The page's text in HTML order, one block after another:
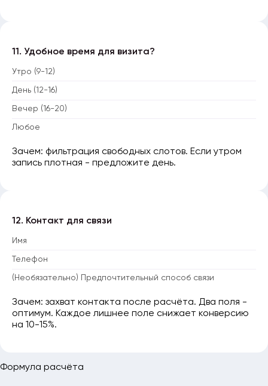
11. Удобное время для визита?
Утро (9-12)
День (12-16)
Вечер (16-20)
Любое
Зачем: фильтрация свободных слотов. Если утром
запись плотная - предложите день.
12. Контакт для связи
Имя
Телефон
(Необязательно) Предпочтительный способ связи
Зачем: захват контакта после расчёта. Два поля -
оптимум. Каждое лишнее поле снижает конверсию
на 10-15%.
Формула расчёта